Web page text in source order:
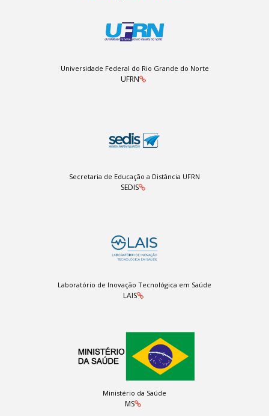
Universidade Federal do Rio Grande do Norte
UFRN
Secretaria de Educação a Distância UFRN
SEDIS
Laboratório de Inovação Tecnológica em Saúde
LAIS
Ministério da Saúde
MS